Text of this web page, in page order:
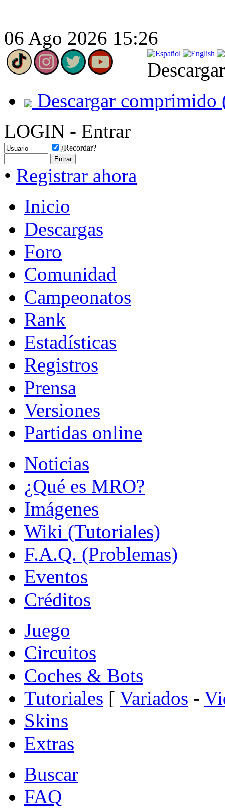
06 Ago 2026 15:26
Descargar comprimido
LOGIN - Entrar
¿Recordar?
• Registrar ahora
Inicio
Descargas
Foro
Comunidad
Campeonatos
Rank
Estadísticas
Registros
Prensa
Versiones
Partidas online
Noticias
¿Qué es MRO?
Imágenes
Wiki (Tutoriales)
F.A.Q. (Problemas)
Eventos
Créditos
Juego
Circuitos
Coches & Bots
Tutoriales [ Variados -
Skins
Extras
Buscar
FAQ